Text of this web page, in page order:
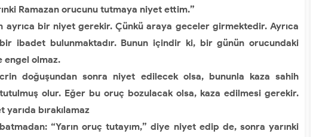
Ramazan orucunu tutmaya niyet ettim.”
bir niyet gerekir. Çünkü araya geceler girmektedir. Ayrıca
ibadet bulunmaktadır. Bunun içindir ki, bir günün orucundaki
engel olmaz.
doğuşundan sonra niyet edilecek olsa, bununla kaza sahih
olur. Eğer bu oruç bozulacak olsa, kaza edilmesi gerekir.
bırakılamaz
“Yarın oruç tutayım,” diye niyet edip de, sonra yarınki